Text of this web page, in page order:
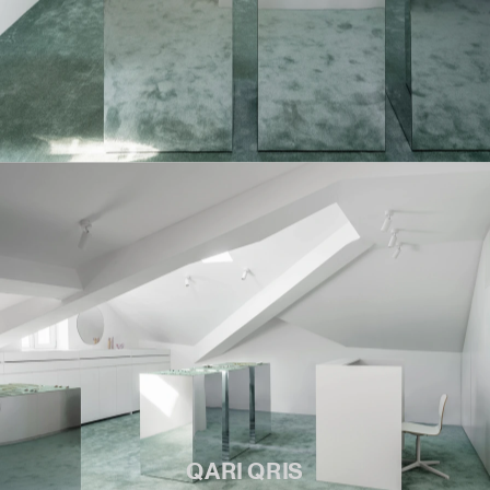
QARI QRIS